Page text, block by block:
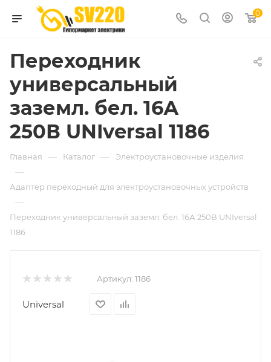
0
Переходник
универсальный
заземл. бел. 16А
250В UNIversal 1186
Главная — Каталог — Электроустановочные изделия
—
Адаптер переходный для электроустановочных устройств
—
Переходник универсальный заземл. бел. 16А 250В UNIversal
1186
Артикул: 1186
Universal